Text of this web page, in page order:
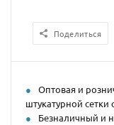
Поделиться
Оптовая и
штукатурной сетки
Безналичный и